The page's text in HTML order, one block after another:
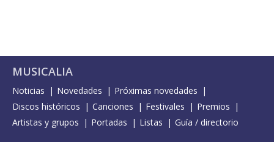
MUSICALIA
Noticias Novedades
Próximas novedades
Discos históricos
Canciones Festivales
Premios
Artistas y grupos
Portadas Listas Guía / directorio